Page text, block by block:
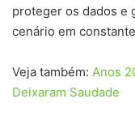
proteger os dados e
cenário em
Veja também: Anos
Deixaram Saudade